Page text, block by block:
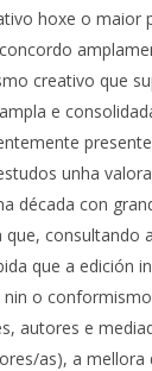
hoxe o maior
creativo que
e
unha
década con
que, consultando
que a edición
nin o
autores e
as), a mellora